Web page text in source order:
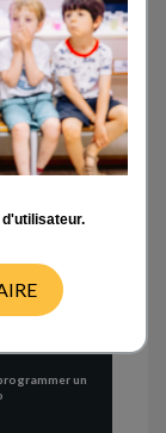
un